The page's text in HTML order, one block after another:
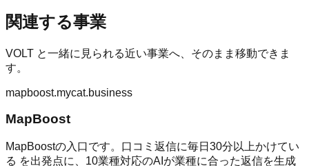
関連する事業
VOLT と一緒に見られる近い事業へ、そのまま移動できま
す。
mapboost.mycat.business
MapBoost
MapBoostの入口です。口コミ返信に毎日30分以上かけてい
る を出発点に、10業種対応のAIが業種に合った返信を生成